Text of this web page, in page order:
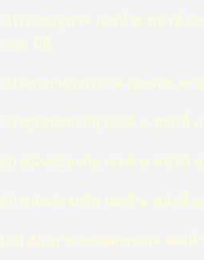
[5] กันซุลอุมาล เล่มที่ ๗ หน้าที่
เกาะ บิฮี
[6] อะฮฺกามุลกุรอาน ญะซอซ ฮะ
[7] ซุนันบัยฮะกียฺ เล่มที่ ๒ หน้าที่
[8] ซุนันบัยฮะกียฺ เล่มที่ ๒ หน้าที่
[9] ซุนันบัยฮะกียฺ เล่มที่ ๑ หน้าที่
[10] อัฏเฏาะบะกอตุลกุบรอ เล่